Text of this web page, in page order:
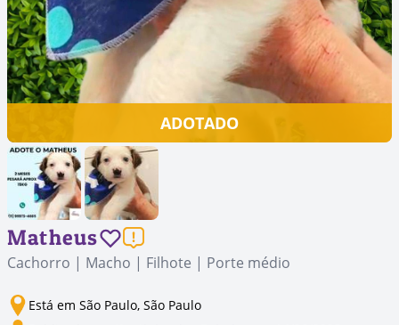
ADOTADO
Matheus
Cachorro | Macho | Filhote | Porte médio
Está em São Paulo, São Paulo